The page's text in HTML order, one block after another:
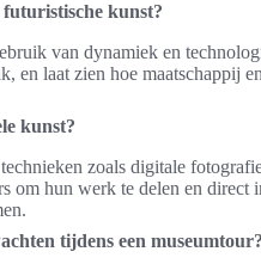
kunst?
van dynamiek en
en laat zien hoe maatschappij
kunst?
zoals digitale
om hun werk te delen en direct
tijdens een museumtour?